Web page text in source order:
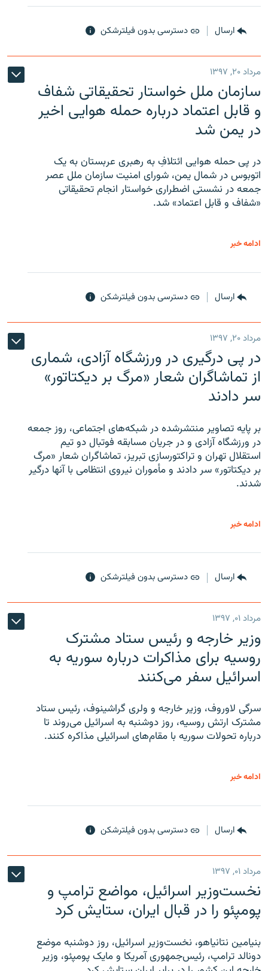
ارسال دسترسی بدون فیلترشکن
مرداد ۲۰, ۱۳۹۷
سازمان ملل خواستار تحقیقاتی شفاف
و قابل اعتماد درباره حمله هوایی اخیر
در یمن شد
در پی حمله هوایی ائتلافِ به رهبری عربستان به یک
اتوبوس در شمال یمن، شورای امنیت سازمان ملل عصر
جمعه در نشستی اضطراری خواستار انجام تحقیقاتی
«شفاف و قابل اعتماد» شد.
ادامه خبر
ارسال دسترسی بدون فیلترشکن
مرداد ۲۰, ۱۳۹۷
در پی درگیری در ورزشگاه آزادی، شماری
از تماشاگران شعار «مرگ بر دیکتاتور»
سر دادند
بر پایه تصاویر منتشرشده در شبکه‌های اجتماعی، روز جمعه
در ورزشگاه آزادی و در جریان مسابقه فوتبال دو تیم
استقلال تهران و تراکتورسازی تبریز، تماشاگران شعار «مرگ
بر دیکتاتور» سر دادند و مأموران نیروی انتظامی با آنها درگیر
شدند.
ادامه خبر
ارسال دسترسی بدون فیلترشکن
مرداد ۰۱, ۱۳۹۷
وزیر خارجه و رئیس‌ ستاد مشترک
روسیه برای مذاکرات درباره سوریه به
اسرائیل سفر می‌کنند
سرگی لاوروف، وزیر خارجه و ولری گراشینوف، رئیس ستاد
مشترک ارتش روسیه، روز دوشنبه به اسرائیل می‌روند تا
درباره تحولات سوریه با مقام‌های اسرائیلی مذاکره کنند.
ادامه خبر
ارسال دسترسی بدون فیلترشکن
مرداد ۰۱, ۱۳۹۷
نخست‌وزیر اسرائیل، مواضع ترامپ و
پومپئو را در قبال ایران، ستایش کرد
بنیامین نتانیاهو، نخست‌وزیر اسرائیل، روز دوشنبه موضع
دونالد ترامپ، رئیس‌جمهوری آمریکا و مایک پومپئو، وزیر